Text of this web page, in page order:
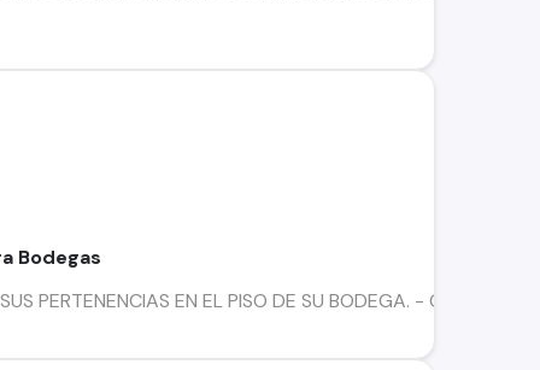
Bodegas
PERTENENCIAS EN EL PISO DE SU BODEGA. -